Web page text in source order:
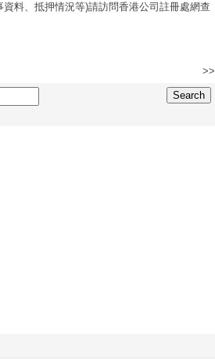
料、抵押情況等)請訪問香港公司註冊處網查
>>